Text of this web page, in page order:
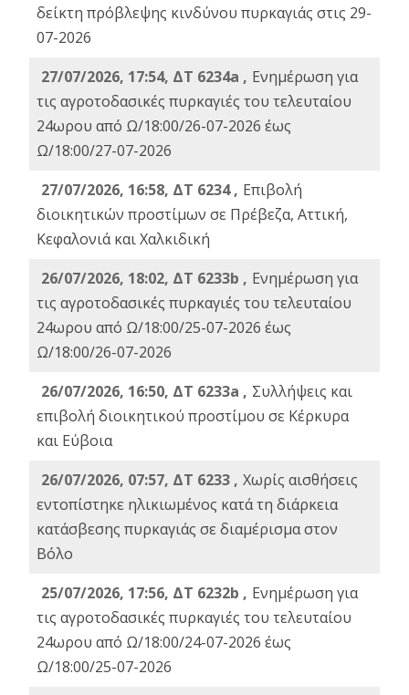
δείκτη πρόβλεψης κινδύνου πυρκαγιάς στις 29-
07-2026
27/07/2026, 17:54, ΔΤ 6234a , Ενημέρωση για
τις αγροτοδασικές πυρκαγιές του τελευταίου
24ωρου από Ω/18:00/26-07-2026 έως
Ω/18:00/27-07-2026
27/07/2026, 16:58, ΔΤ 6234 , Eπιβολή
διοικητικών προστίμων σε Πρέβεζα, Αττική,
Κεφαλονιά και Χαλκιδική
26/07/2026, 18:02, ΔΤ 6233b , Ενημέρωση για
τις αγροτοδασικές πυρκαγιές του τελευταίου
24ωρου από Ω/18:00/25-07-2026 έως
Ω/18:00/26-07-2026
26/07/2026, 16:50, ΔΤ 6233a , Συλλήψεις και
επιβολή διοικητικού προστίμου σε Κέρκυρα
και Εύβοια
26/07/2026, 07:57, ΔΤ 6233 , Χωρίς αισθήσεις
εντοπίστηκε ηλικιωμένος κατά τη διάρκεια
κατάσβεσης πυρκαγιάς σε διαμέρισμα στον
Βόλο
25/07/2026, 17:56, ΔΤ 6232b , Ενημέρωση για
τις αγροτοδασικές πυρκαγιές του τελευταίου
24ωρου από Ω/18:00/24-07-2026 έως
Ω/18:00/25-07-2026